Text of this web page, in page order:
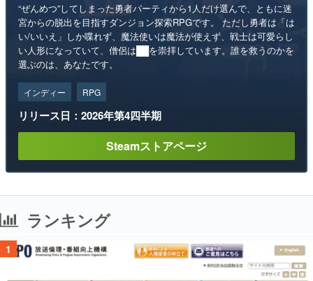
“ぜんめつ”してしまった勇者パーティから1人だけ選んで、ともに迷
宮からの脱出を目指すダンジョン探索RPGです。 ただし勇者は「は
い/いいえ」しか喋れず、魔法使いは魔法が使えず、戦士は可愛らし
い人形になっていて、僧侶は██を崇拝しています。誰を救うのかを
選ぶのは、あなたです。
インディー RPG
リリース日：2026年第4四半期
Steamストアページ
ランキング
1